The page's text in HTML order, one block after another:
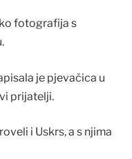
fotografija s
je pjevačica u
prijatelji.
i Uskrs, a s njima